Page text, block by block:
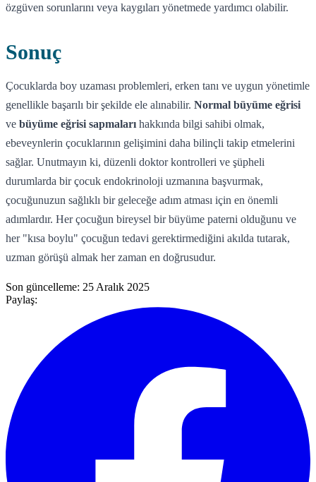
özgüven sorunlarını veya kaygıları yönetmede yardımcı olabilir.
Sonuç
Çocuklarda boy uzaması problemleri, erken tanı ve uygun yönetimle
genellikle başarılı bir şekilde ele alınabilir. Normal büyüme eğrisi
ve büyüme eğrisi sapmaları hakkında bilgi sahibi olmak,
ebeveynlerin çocuklarının gelişimini daha bilinçli takip etmelerini
sağlar. Unutmayın ki, düzenli doktor kontrolleri ve şüpheli
durumlarda bir çocuk endokrinoloji uzmanına başvurmak,
çocuğunuzun sağlıklı bir geleceğe adım atması için en önemli
adımlardır. Her çocuğun bireysel bir büyüme paterni olduğunu ve
her "kısa boylu" çocuğun tedavi gerektirmediğini akılda tutarak,
uzman görüşü almak her zaman en doğrusudur.
Son güncelleme: 25 Aralık 2025
Paylaş: